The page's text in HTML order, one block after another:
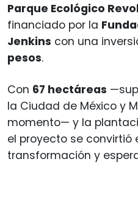
Parque Ecológico
financiado por la
Jenkins con una
pesos.
Con 67 hectáreas
la Ciudad de México y
momento— y la
el proyecto se convirtió
transformación y